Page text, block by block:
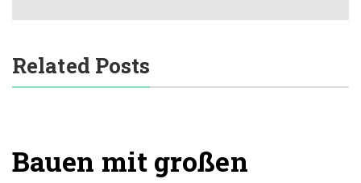
Related Posts
Bauen mit großen